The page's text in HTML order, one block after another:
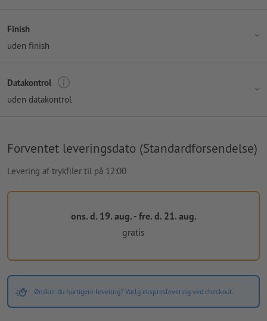
Finish
uden finish
Datakontrol
uden datakontrol
Forventet leveringsdato (Standardforsendelse)
Levering af trykfiler til på 12:00
ons. d. 19. aug. - fre. d. 21. aug.
gratis
Ønsker du hurtigere levering? Vælg ekspreslevering ved checkout.